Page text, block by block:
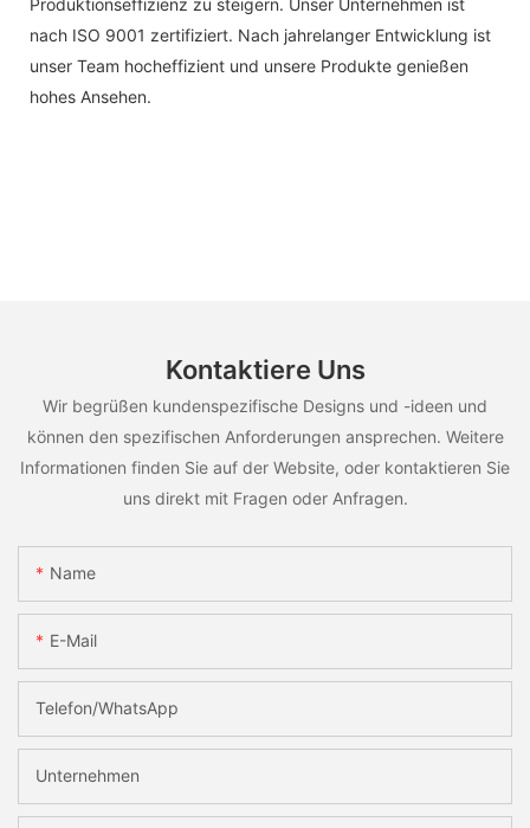
nach ISO 9001 zertifiziert. Nach jahrelanger Entwicklung ist
unser Team hocheffizient und unsere Produkte genießen
hohes Ansehen.
Kontaktiere Uns
Wir begrüßen kundenspezifische Designs und -ideen und
können den spezifischen Anforderungen ansprechen. Weitere
Informationen finden Sie auf der Website, oder kontaktieren Sie
uns direkt mit Fragen oder Anfragen.
Name
E-Mail
Telefon/WhatsApp
Unternehmen